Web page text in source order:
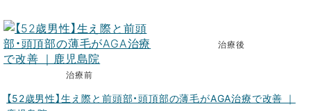
治療前
治療後
【52歳男性】生え際と前頭部・頭頂部の薄毛がAGA治療で改善 ｜